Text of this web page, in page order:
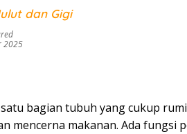
dan Gigi
2025
bagian tubuh yang cukup
mencerna makanan. Ada